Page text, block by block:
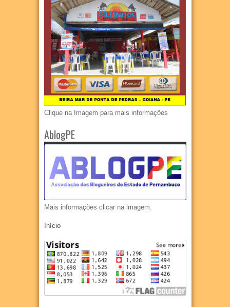
Clique na Imagem para mais informações
AblogPE
Mais informações clicar na imagem.
Início